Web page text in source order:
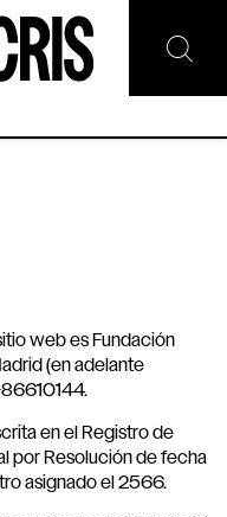
web es Fundación
(en adelante
86610144.
en el Registro de
por Resolución de fecha
asignado el 2566.